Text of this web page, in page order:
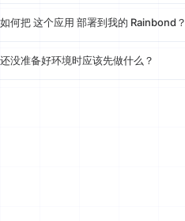
如何把 这个应用 部署到我的 Rainbond？
还没准备好环境时应该先做什么？